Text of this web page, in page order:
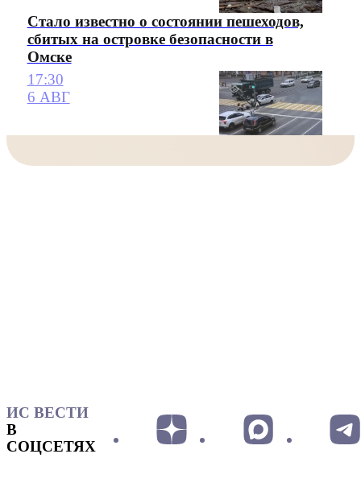
Стало известно о состоянии пешеходов,
сбитых на островке безопасности в
Омске
17:30
6 АВГ
ИС ВЕСТИ
В
СОЦСЕТЯХ